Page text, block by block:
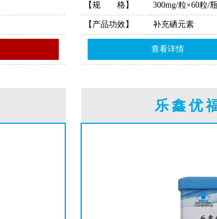
【规 格】 300mg/粒×60粒/
【产品功效】 补充硒元素
查看详情
乐鑫优